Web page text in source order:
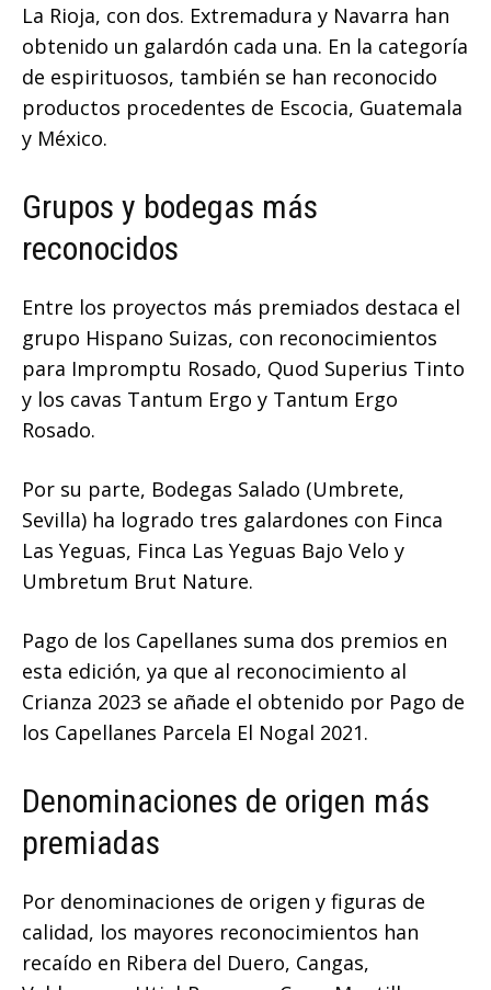
La Rioja, con dos. Extremadura y Navarra han
obtenido un galardón cada una. En la categoría
de espirituosos, también se han reconocido
productos procedentes de Escocia, Guatemala
y México.
Grupos y bodegas más
reconocidos
Entre los proyectos más premiados destaca el
grupo Hispano Suizas, con reconocimientos
para Impromptu Rosado, Quod Superius Tinto
y los cavas Tantum Ergo y Tantum Ergo
Rosado.
Por su parte, Bodegas Salado (Umbrete,
Sevilla) ha logrado tres galardones con Finca
Las Yeguas, Finca Las Yeguas Bajo Velo y
Umbretum Brut Nature.
Pago de los Capellanes suma dos premios en
esta edición, ya que al reconocimiento al
Crianza 2023 se añade el obtenido por Pago de
los Capellanes Parcela El Nogal 2021.
Denominaciones de origen más
premiadas
Por denominaciones de origen y figuras de
calidad, los mayores reconocimientos han
recaído en Ribera del Duero, Cangas,